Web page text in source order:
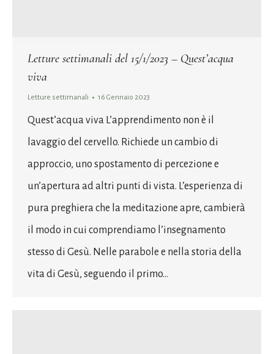
Letture settimanali del 15/1/2023 – Quest’acqua
viva
Letture settimanali 16 Gennaio 2023
Quest’acqua viva L’apprendimento non è il
lavaggio del cervello. Richiede un cambio di
approccio, uno spostamento di percezione e
un’apertura ad altri punti di vista. L’esperienza di
pura preghiera che la meditazione apre, cambierà
il modo in cui comprendiamo l’insegnamento
stesso di Gesù. Nelle parabole e nella storia della
vita di Gesù, seguendo il primo…